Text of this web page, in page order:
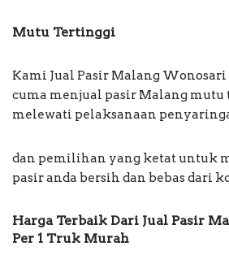
Mutu Tertinggi
Kami Jual Pasir Malang Wonosari
cuma menjual pasir Malang mutu
melewati pelaksanaan
dan pemilihan yang ketat untuk
pasir anda bersih dan bebas dari
Harga Terbaik Dari Jual Pasir
Per 1 Truk Murah